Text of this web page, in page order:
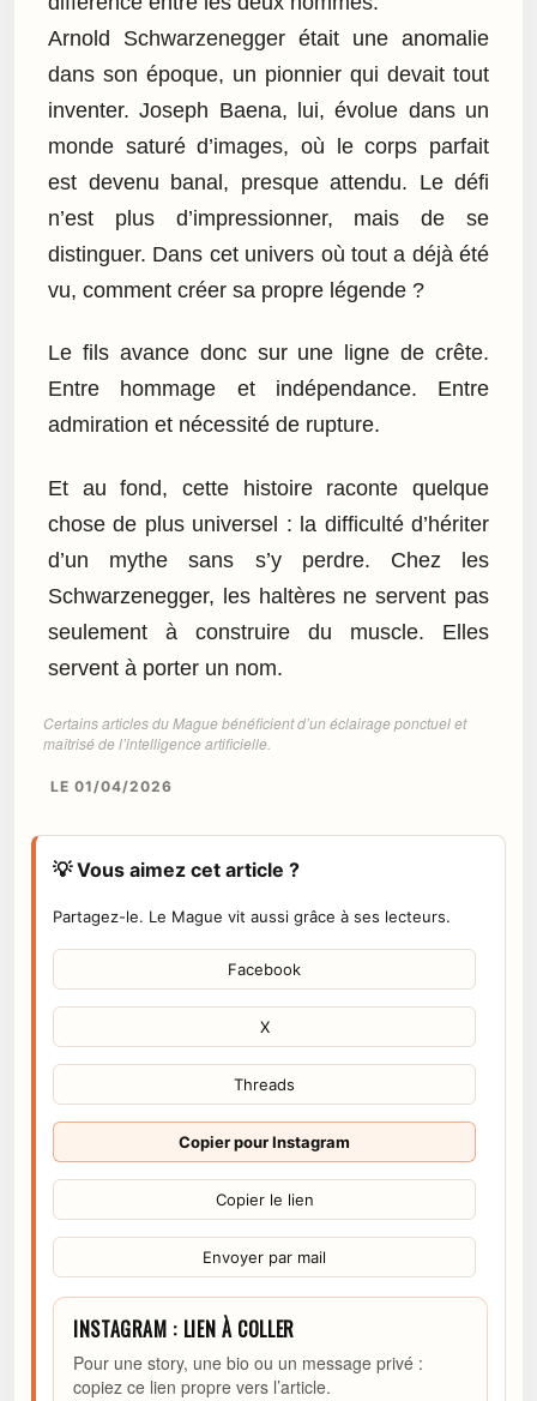
Arnold Schwarzenegger était une anomalie
dans son époque, un pionnier qui devait tout
inventer. Joseph Baena, lui, évolue dans un
monde saturé d’images, où le corps parfait
est devenu banal, presque attendu. Le défi
n’est plus d’impressionner, mais de se
distinguer. Dans cet univers où tout a déjà été
vu, comment créer sa propre légende ?
Le fils avance donc sur une ligne de crête.
Entre hommage et indépendance. Entre
admiration et nécessité de rupture.
Et au fond, cette histoire raconte quelque
chose de plus universel : la difficulté d’hériter
d’un mythe sans s’y perdre. Chez les
Schwarzenegger, les haltères ne servent pas
seulement à construire du muscle. Elles
servent à porter un nom.
Certains articles du Mague bénéficient d’un éclairage ponctuel et
maîtrisé de l’intelligence artificielle.
LE 01/04/2026
💡 Vous aimez cet article ?
Partagez-le. Le Mague vit aussi grâce à ses lecteurs.
Facebook
X
Threads
Copier pour Instagram
Copier le lien
Envoyer par mail
INSTAGRAM : LIEN À COLLER
Pour une story, une bio ou un message privé :
copiez ce lien propre vers l’article.